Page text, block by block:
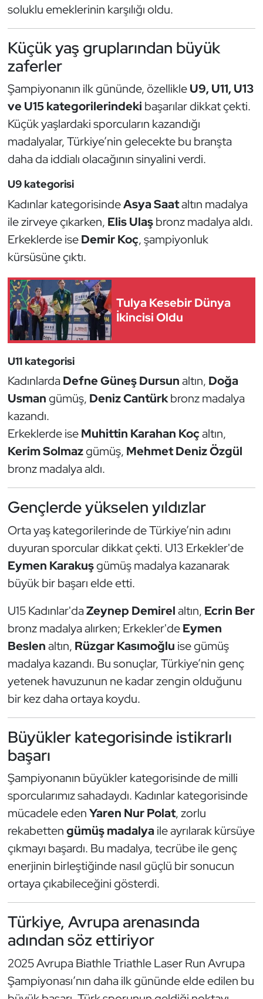
soluklu emeklerinin karşılığı oldu.
Küçük yaş gruplarından büyük
zaferler
Şampiyonanın ilk gününde, özellikleU9, U11, U13
ve U15 kategorilerindeki başarılar dikkat çekti.
Küçük yaşlardaki sporcuların kazandığı
madalyalar, Türkiye’nin gelecekte bu branşta
daha da iddialı olacağının sinyalini verdi.
U9 kategorisi
Kadınlar kategorisindeAsya Saataltın madalya
ile zirveye çıkarken, Elis Ulaşbronz madalya aldı.
Erkeklerde iseDemir Koç, şampiyonluk
kürsüsüne çıktı.
Tulya Kesebir Dünya
İkincisi Oldu
U11 kategorisi
Kadınlarda Defne Güneş Dursunaltın, Doğa
Usmangümüş, Deniz Cantürkbronz madalya
kazandı.
Erkeklerde iseMuhittin Karahan Koçaltın,
Kerim Solmazgümüş, Mehmet Deniz Özgül
bronz madalya aldı.
Gençlerde yükselen yıldızlar
Orta yaş kategorilerinde de Türkiye’nin adını
duyuran sporcular dikkat çekti. U13 Erkekler'de
Eymen Karakuşgümüş madalya kazanarak
büyük bir başarı elde etti.
U15 Kadınlar'daZeynep Demirelaltın, Ecrin Ber
bronz madalya alırken; Erkekler'deEymen
Beslenaltın, Rüzgar Kasımoğlu ise gümüş
madalya kazandı. Bu sonuçlar, Türkiye’nin genç
yetenek havuzunun ne kadar zengin olduğunu
bir kez daha ortaya koydu.
Büyükler kategorisinde istikrarlı
başarı
Şampiyonanın büyükler kategorisinde de milli
sporcularımız sahadaydı. Kadınlar kategorisinde
mücadele edenYaren Nur Polat, zorlu
rekabettengümüş madalyaile ayrılarak kürsüye
çıkmayı başardı. Bu madalya, tecrübe ile genç
enerjinin birleştiğinde nasıl güçlü bir sonucun
ortaya çıkabileceğini gösterdi.
Türkiye, Avrupa arenasında
adından söz ettiriyor
2025 Avrupa Biathle Triathle Laser Run Avrupa
Şampiyonası’nın daha ilk gününde elde edilen bu
Hava Sporları
Hentbol
İşitme Engelli Sporcular
Judo ve Kuraş
Kano ve Rafting
Karate
Kayak
Kempo
Kick Boks
Kürek
Masa Tenisi
Modern Pentatlon
Motor Sporları
Muay Thai
Okçuluk
Oryantiring
Özel Sporcular
Paralimpik
Ragbi
Satranç
Su Topu
Sualtı Sporları
Tekvando
Tenis
Triatlon
Voleybol
Vücut Geliştirme Fitness
Wushu Kungfu
Yelken